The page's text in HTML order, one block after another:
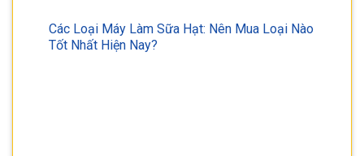
Các Loại Máy Làm Sữa Hạt: Nên Mua Loại Nào
Tốt Nhất Hiện Nay?